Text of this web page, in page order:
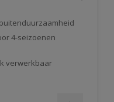
4-seizoenen
verwerkbaar